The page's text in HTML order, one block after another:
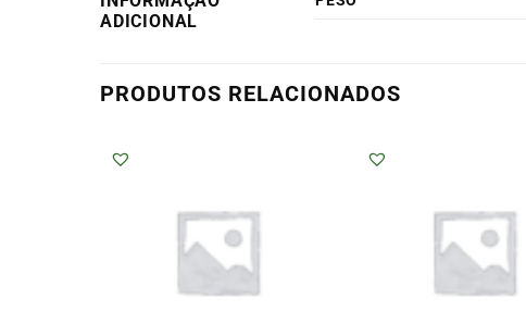
ADICIONAL
PRODUTOS RELACIONADOS